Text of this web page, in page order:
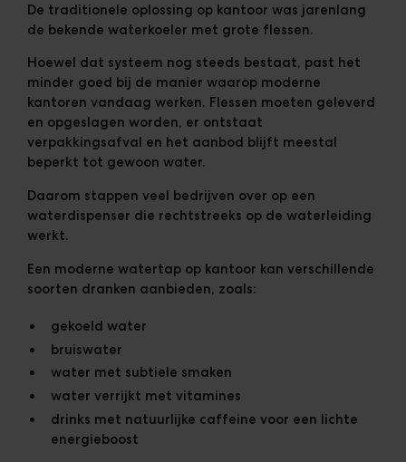
De traditionele oplossing op kantoor was jarenlang
de bekende waterkoeler met grote flessen.
Hoewel dat systeem nog steeds bestaat, past het
minder goed bij de manier waarop moderne
kantoren vandaag werken. Flessen moeten geleverd
en opgeslagen worden, er ontstaat
verpakkingsafval en het aanbod blijft meestal
beperkt tot gewoon water.
Daarom stappen veel bedrijven over op een
waterdispenser die rechtstreeks op de waterleiding
werkt.
Een moderne watertap op kantoor kan verschillende
soorten dranken aanbieden, zoals:
gekoeld water
bruiswater
water met subtiele smaken
water verrijkt met vitamines
drinks met natuurlijke caffeine voor een lichte
energieboost